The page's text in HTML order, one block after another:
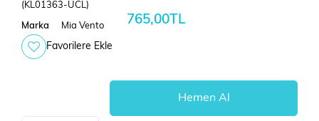
(KL01363-UCL)
Marka Mia Vento 765,00TL
Favorilere Ekle